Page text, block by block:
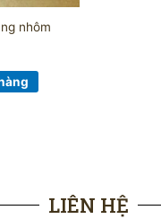
nhôm
LIÊN HỆ